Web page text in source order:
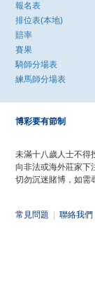
報名表
排位表(本地)
賠率
賽果
騎師分場表
練馬師分場表
博彩要有節制
未滿十八歲人士不得
向非法或海外莊家下
切勿沉迷賭博，如需
常見問題 聯絡我們